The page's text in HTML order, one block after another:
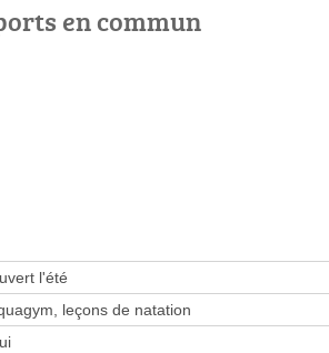
en commun
l'été
leçons de natation